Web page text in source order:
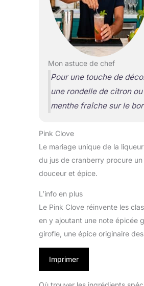
Mon astuce de chef
Pour une touche de
une rondelle de citron
menthe fraîche sur le
Pink Clove
Le mariage unique de la
du jus de cranberry procure
douceur et épice.
L’info en plus
Le Pink Clove réinvente les
en y ajoutant une note épicée
girofle, une épice originaire
Imprimer